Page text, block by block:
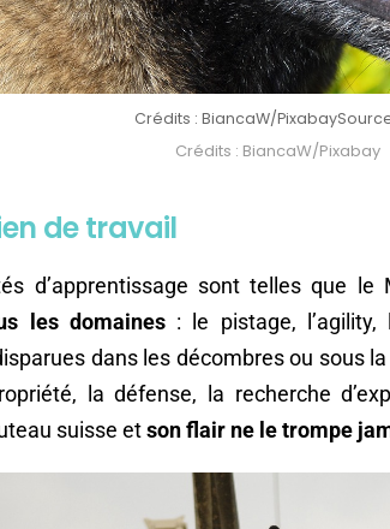
Crédits : BiancaW/Pixabay
Crédits : BiancaW/Pixabay
de travail
d’apprentissage sont telles que le
les domaines: le pistage, l’agility,
dans les décombres ou sous
la défense, la recherche
suisse etson flair ne le trompe